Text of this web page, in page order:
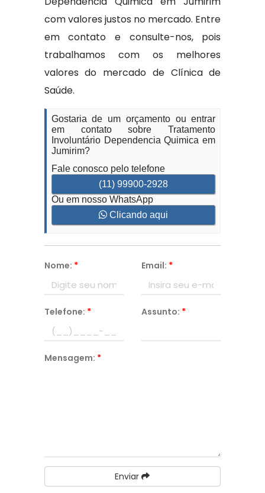
com valores justos no mercado. Entre
em contato e consulte-nos, pois
trabalhamos com os melhores
valores do mercado de Clínica de
Saúde.
Gostaria de um orçamento ou entrar
em contato sobre Tratamento
Involuntário Dependencia Quimica em
Jumirim?
Fale conosco pelo telefone
(11) 99900-2928
Ou em nosso WhatsApp
Clicando aqui
Nome: * Email: *
Telefone: * Assunto: *
Mensagem: *
Enviar